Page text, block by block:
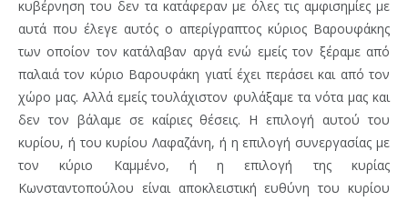
κυβέρνηση του δεν τα κατάφεραν με όλες τις αμφισημίες με
αυτά που έλεγε αυτός ο απερίγραπτος κύριος Βαρουφάκης
των οποίον τον κατάλαβαν αργά ενώ εμείς τον ξέραμε από
παλαιά τον κύριο Βαρουφάκη γιατί έχει περάσει και από τον
χώρο μας. Αλλά εμείς τουλάχιστον φυλάξαμε τα νότα μας και
δεν τον βάλαμε σε καίριες θέσεις. Η επιλογή αυτού του
κυρίου, ή του κυρίου Λαφαζάνη, ή η επιλογή συνεργασίας με
τον κύριο Καμμένο, ή η επιλογή της κυρίας
Κωνσταντοπούλου είναι αποκλειστική ευθύνη του κυρίου